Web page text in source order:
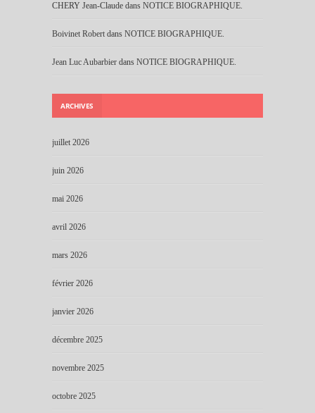
CHERY Jean-Claude dans NOTICE BIOGRAPHIQUE.
Boivinet Robert dans NOTICE BIOGRAPHIQUE.
Jean Luc Aubarbier dans NOTICE BIOGRAPHIQUE.
ARCHIVES
juillet 2026
juin 2026
mai 2026
avril 2026
mars 2026
février 2026
janvier 2026
décembre 2025
novembre 2025
octobre 2025